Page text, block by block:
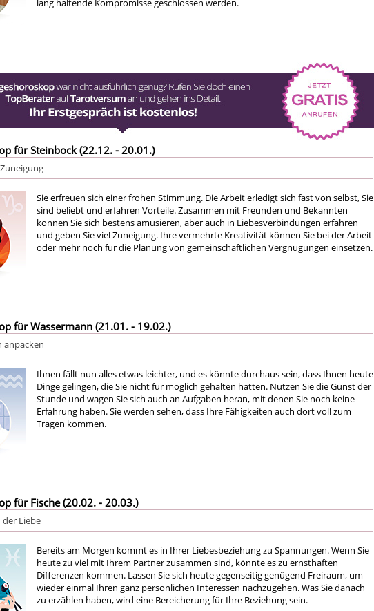
lang haltende Kompromisse geschlossen werden.
für Steinbock (22.12. - 20.01.)
Sie erfreuen sich einer frohen Stimmung. Die Arbeit erledigt sich fast von selbst, Sie
sind beliebt und erfahren Vorteile. Zusammen mit Freunden und Bekannten
können Sie sich bestens amüsieren, aber auch in Liebesverbindungen erfahren
und geben Sie viel Zuneigung. Ihre vermehrte Kreativität können Sie bei der Arbeit
oder mehr noch für die Planung von gemeinschaftlichen Vergnügungen einsetzen.
für Wassermann (21.01. - 19.02.)
anpacken
Ihnen fällt nun alles etwas leichter, und es könnte durchaus sein, dass Ihnen heute
Dinge gelingen, die Sie nicht für möglich gehalten hätten. Nutzen Sie die Gunst der
Stunde und wagen Sie sich auch an Aufgaben heran, mit denen Sie noch keine
Erfahrung haben. Sie werden sehen, dass Ihre Fähigkeiten auch dort voll zum
Tragen kommen.
für Fische (20.02. - 20.03.)
Liebe
Bereits am Morgen kommt es in Ihrer Liebesbeziehung zu Spannungen. Wenn Sie
heute zu viel mit Ihrem Partner zusammen sind, könnte es zu ernsthaften
Differenzen kommen. Lassen Sie sich heute gegenseitig genügend Freiraum, um
wieder einmal Ihren ganz persönlichen Interessen nachzugehen. Was Sie danach
zu erzählen haben, wird eine Bereicherung für Ihre Beziehung sein.